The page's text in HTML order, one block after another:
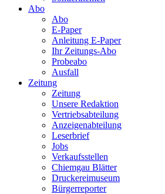
Abo
Abo
E-Paper
Anleitung E-Paper
Ihr Zeitungs-Abo
Probeabo
Ausfall
Zeitung
Zeitung
Unsere Redaktion
Vertriebsabteilung
Anzeigenabteilung
Leserbrief
Jobs
Verkaufsstellen
Chiemgau Blätter
Druckereimuseum
Bürgerreporter